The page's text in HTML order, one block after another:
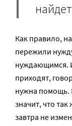
Как правило,
пережили
нуждающимся.
приходят,
нужна помощь.
значит, что
завтра не